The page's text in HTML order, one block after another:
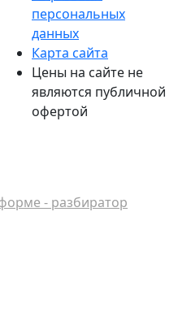
персональных
данных
Карта сайта
Цены на сайте не
являются публичной
офертой
- разбиратор